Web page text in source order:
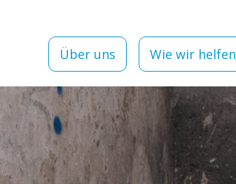
Über uns Wie wir helfen